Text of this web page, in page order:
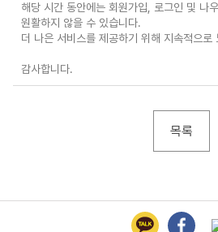
해당 시간 동안에는 회원가입, 로그인 및 나
원활하지 않을 수 있습니다.
더 나은 서비스를 제공하기 위해 지속적으로
감사합니다.
목록